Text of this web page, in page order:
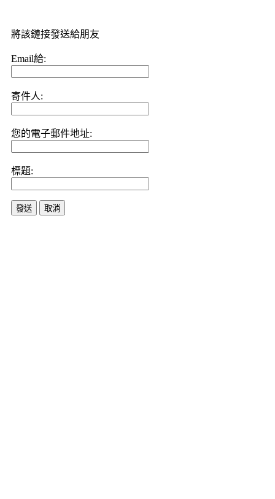
將該鏈接發送給朋友
Email給:
寄件人:
您的電子郵件地址:
標題:
發送 取消